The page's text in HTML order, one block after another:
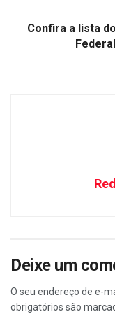
Confira a lista
Deixe um
O seu endereço de e-
obrigatórios são